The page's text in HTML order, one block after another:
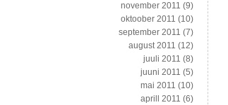
november 2011 (9)
oktoober 2011 (10)
september 2011 (7)
august 2011 (12)
juuli 2011 (8)
juuni 2011 (5)
mai 2011 (10)
aprill 2011 (6)